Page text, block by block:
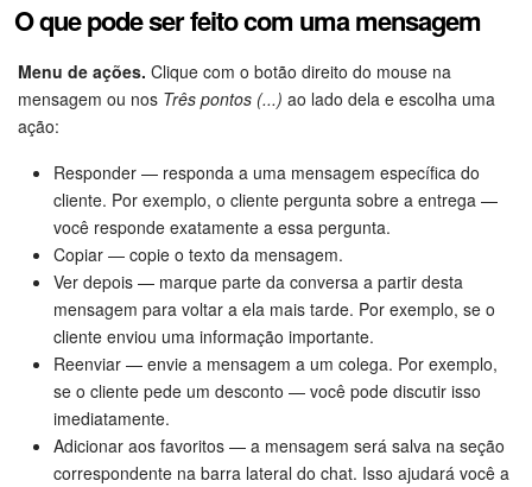
O que pode ser feito com uma mensagem
Menu de ações. Clique com o botão direito do mouse na
mensagem ou nos Três pontos (...) ao lado dela e escolha uma
ação:
Responder — responda a uma mensagem específica do
cliente. Por exemplo, o cliente pergunta sobre a entrega —
você responde exatamente a essa pergunta.
Copiar — copie o texto da mensagem.
Ver depois — marque parte da conversa a partir desta
mensagem para voltar a ela mais tarde. Por exemplo, se o
cliente enviou uma informação importante.
Reenviar — envie a mensagem a um colega. Por exemplo,
se o cliente pede um desconto — você pode discutir isso
imediatamente.
Adicionar aos favoritos — a mensagem será salva na seção
correspondente na barra lateral do chat. Isso ajudará você a